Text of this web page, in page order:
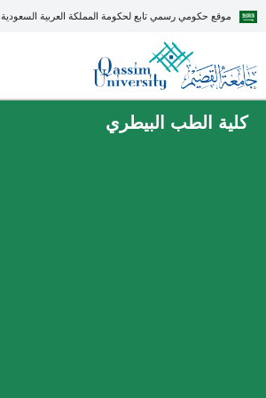
موقع حكومي رسمي تابع لحكومة المملكة العربية السعودية
كلية الطب البيطري